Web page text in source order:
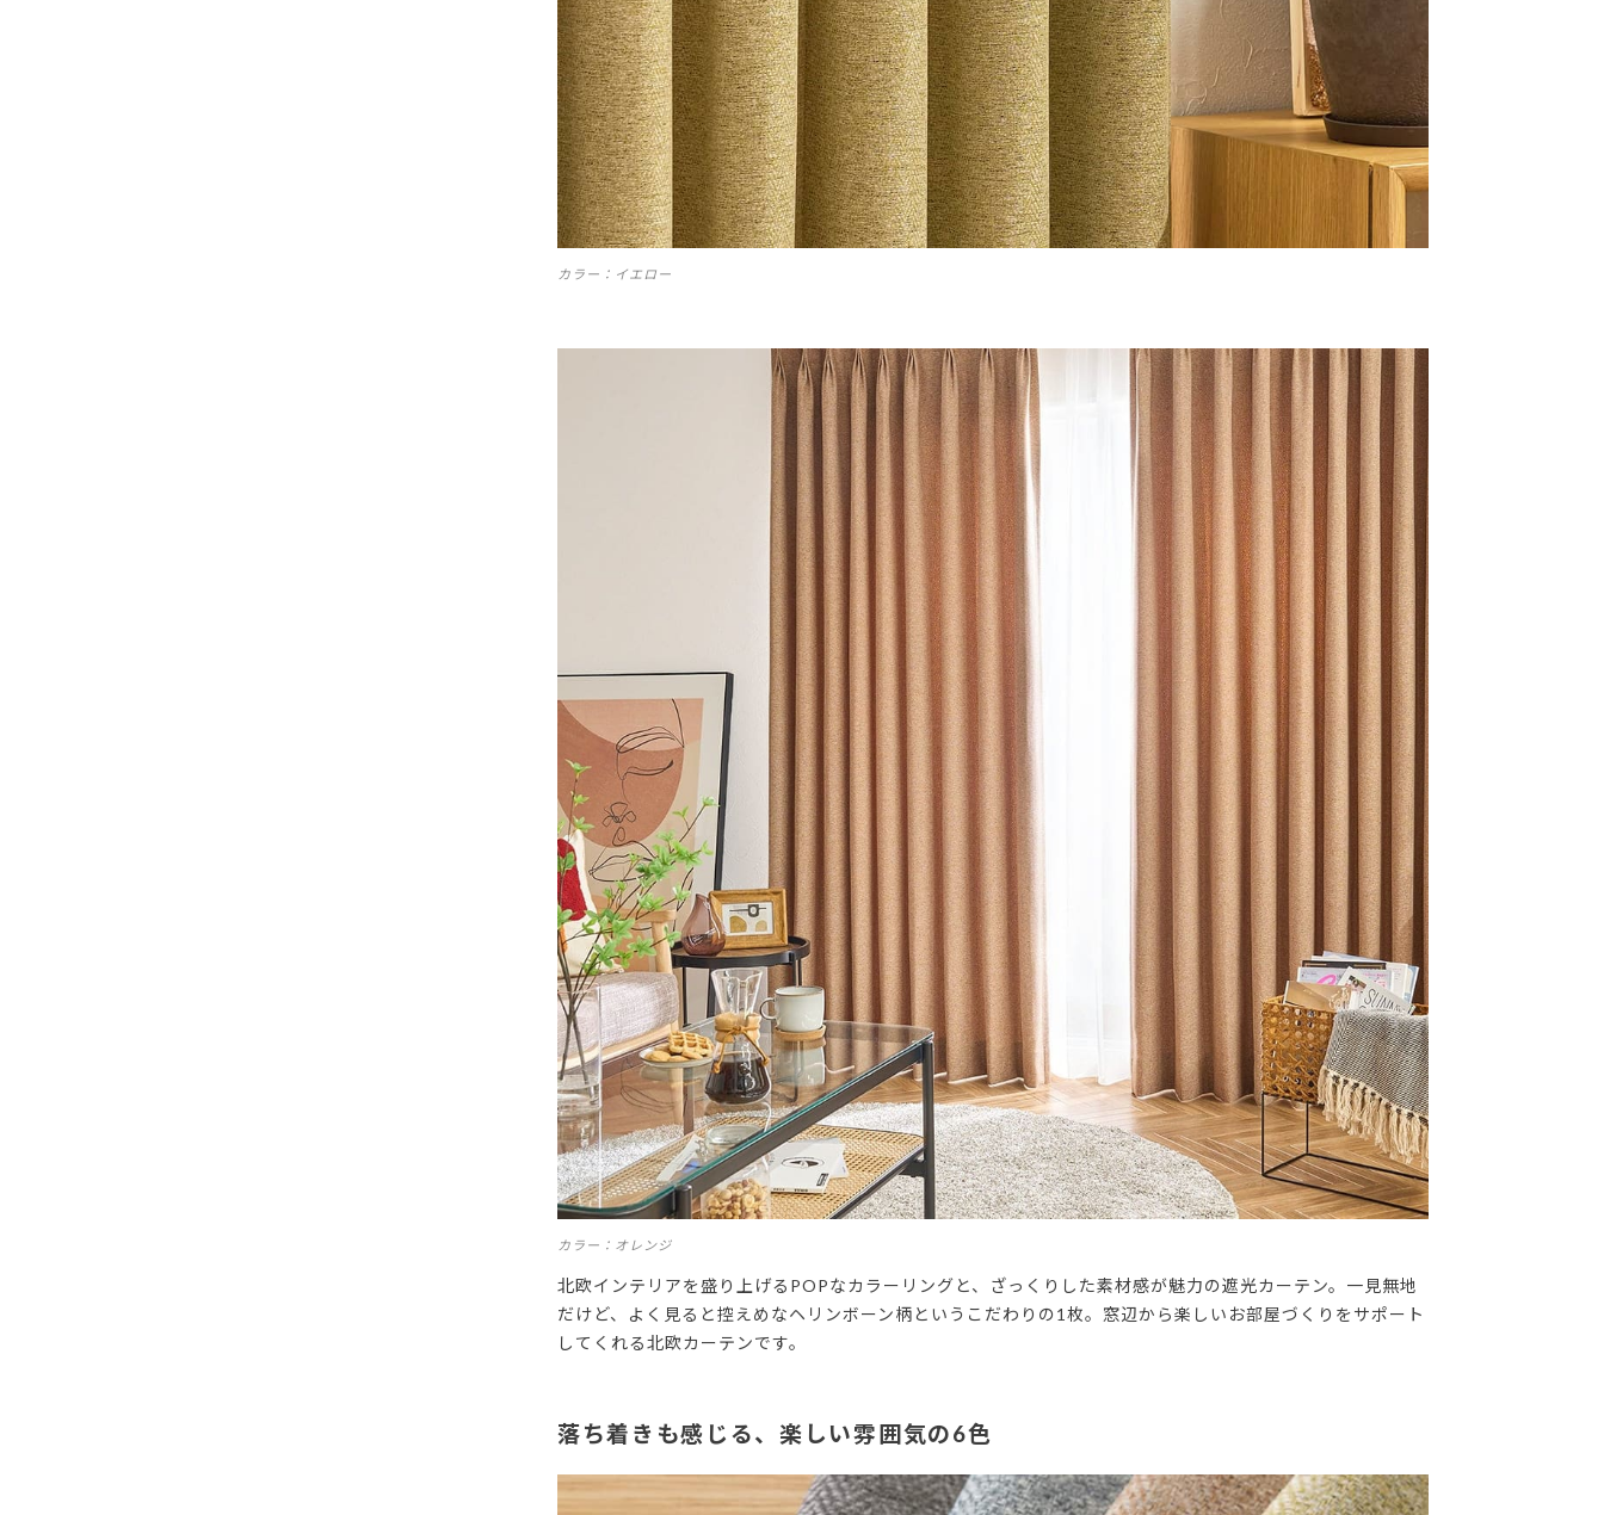
カラー：イエロー
カラー：オレンジ
北欧インテリアを盛り上げるPOPなカラーリングと、ざっくりした素材感が魅力の遮光カーテン。一見無地
だけど、よく見ると控えめなヘリンボーン柄というこだわりの1枚。窓辺から楽しいお部屋づくりをサポート
してくれる北欧カーテンです。
落ち着きも感じる、楽しい雰囲気の6色